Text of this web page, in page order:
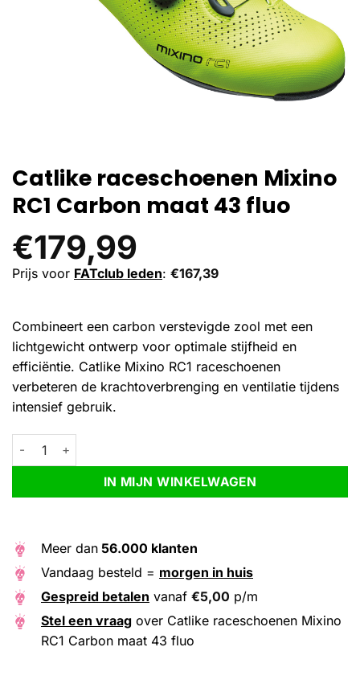
Catlike raceschoenen Mixino
RC1 Carbon maat 43 fluo
€179,99
Prijs voor FATclub leden: €167,39
Combineert een carbon verstevigde zool met een
lichtgewicht ontwerp voor optimale stijfheid en
efficiëntie. Catlike Mixino RC1 raceschoenen
verbeteren de krachtoverbrenging en ventilatie tijdens
intensief gebruik.
Catlike raceschoenen Mixino RC1 Carbon maat 43 fluo aantal
IN MIJN WINKELWAGEN
Alternative:
Meer dan 56.000 klanten
Vandaag besteld = morgen in huis
Gespreid betalen vanaf €5,00 p/m
Stel een vraag over Catlike raceschoenen Mixino
RC1 Carbon maat 43 fluo